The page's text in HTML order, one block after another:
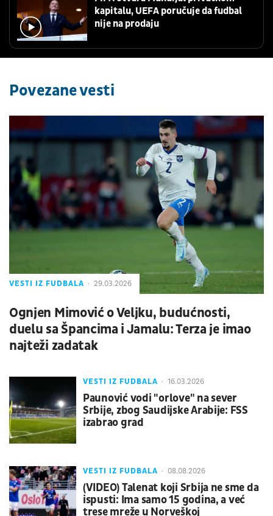
kapitalu, UEFA poručuje da fudbal
nije na prodaju
Povezane vesti
VESTI IZ FUDBALA 29.03.2026
Ognjen Mimović o Veljku, budućnosti,
duelu sa Špancima i Jamalu: Terza je imao
najteži zadatak
VESTI IZ FUDBALA 16.03.2026
Paunović vodi "orlove" na sever
Srbije, zbog Saudijske Arabije: FSS
izabrao grad
VESTI IZ FUDBALA 08.08.2026
(VIDEO) Talenat koji Srbija ne sme da
ispusti: Ima samo 15 godina, a već
trese mreže u Norveškoj